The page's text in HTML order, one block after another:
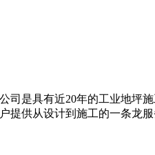
是具有近20年的工业地坪
提供从设计到施工的一条龙服